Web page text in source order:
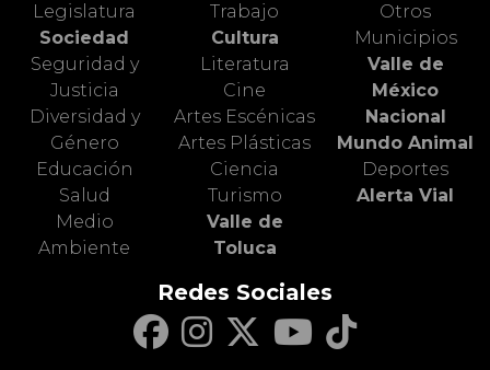
Legislatura
Sociedad
Seguridad y
Justicia
Diversidad y
Género
Educación
Salud
Medio
Ambiente
Trabajo
Cultura
Literatura
Cine
Artes Escénicas
Artes Plásticas
Ciencia
Turismo
Valle de
Toluca
Otros
Municipios
Valle de
México
Nacional
Mundo Animal
Deportes
Alerta Vial
Redes Sociales